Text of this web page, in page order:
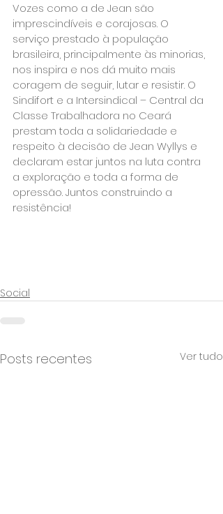
Vozes como a de Jean são
imprescindíveis e corajosas. O
serviço prestado à população
brasileira, principalmente às minorias,
nos inspira e nos dá muito mais
coragem de seguir, lutar e resistir. O
Sindifort e a Intersindical – Central da
Classe Trabalhadora no Ceará
prestam toda a solidariedade e
respeito à decisão de Jean Wyllys e
declaram estar juntos na luta contra
a exploração e toda a forma de
opressão. Juntos construindo a
resistência!
Social
Posts recentes Ver tudo